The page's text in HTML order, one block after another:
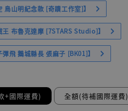
鳥山明紀念款 [奇蹟工作室]】
布魯克達摩 [7STARS Studio]】
飛 鵝城縣長 張麻子 [BK01]】
+國際運費) 全額(待補國際運費)